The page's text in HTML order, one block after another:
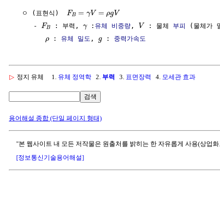
  ㅇ (표현식)
F B = γV = ρgV
     -
F B : 부력, γ : 유체 비중량, V : 물체 부피 (물체가
ρ : 유체 밀도 , g : 중력가속도
▷ 정지 유체 1. 유체 정역학 2. 부력 3. 표면장력 4. 모세관 효과
검색
용어해설 종합 (단일 페이지 형태)
"본 웹사이트 내 모든 저작물은 원출처를 밝히는 한 자유롭게 사용(상업
[정보통신기술용어해설]